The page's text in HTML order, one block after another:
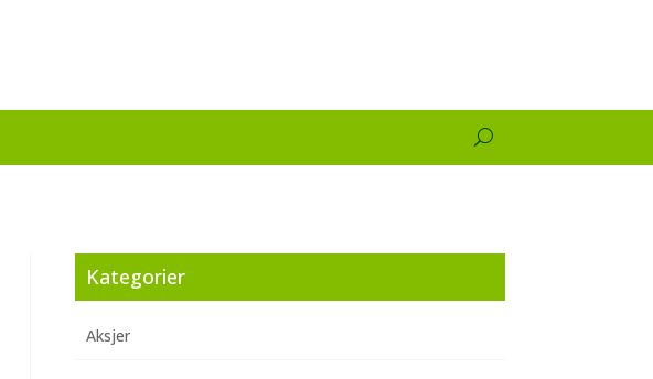
Kategorier
Aksjer